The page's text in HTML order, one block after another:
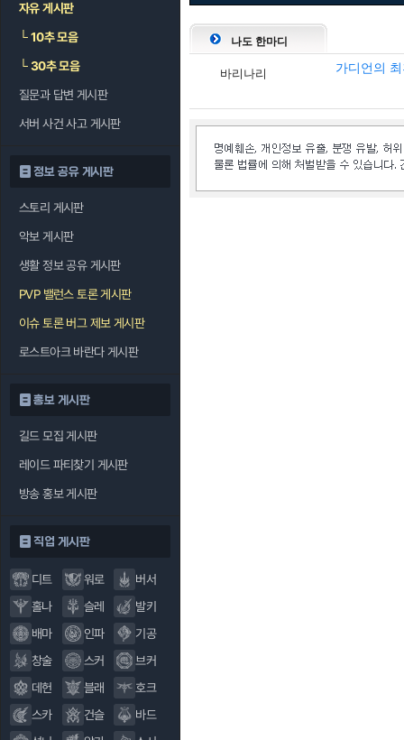
자유 게시판
└10추 모음
└30추 모음
질문과 답변 게시판
서버 사건 사고 게시판
정보 공유 게시판
스토리 게시판
악보 게시판
생활 정보 공유 게시판
PVP 밸런스 토론 게시판
이슈 토론 버그 제보 게시판
로스트아크 바란다 게시판
홍보 게시판
길드 모집 게시판
레이드 파티찾기 게시판
방송 홍보 게시판
직업 게시판
디트 워로
버서
홀나
슬레
발키
배마
인파
기공
창술
스커
브커
데헌
블래
호크
스카
건슬
바드
나도 한마디
바리나리 가디언의